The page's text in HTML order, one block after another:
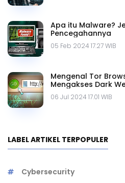
Apa itu Malware?
Pencegahannya
05 Feb 2024 17.27 WIB
Mengenal Tor
Mengakses Dark
06 Jul 2024 17.01 WIB
LABEL ARTIKEL TERPOPULER
Cybersecurity